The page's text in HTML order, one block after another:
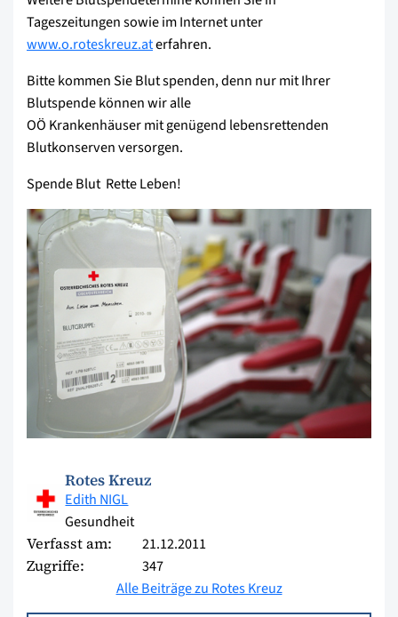
Tageszeitungen sowie im Internet unter
www.o.roteskreuz.aterfahren.
Bitte kommen Sie Blut spenden, denn nur mit Ihrer
Blutspende können wir alle
OÖ Krankenhäuser mit genügend lebensrettenden
Blutkonserven versorgen.
Spende Blut  Rette Leben!
Rotes Kreuz
Edith NIGL
Gesundheit
Verfasst am: 21.12.2011
Zugriffe:
347
Alle Beiträge zu Rotes Kreuz